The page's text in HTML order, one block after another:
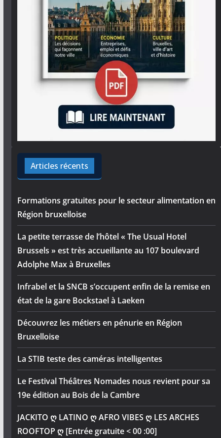
Articles récents
Formations gratuites pour le secteur alimentation en
Région bruxelloise
La petite terrasse de l’hôtel « The Usual Hotel
Brussels » est très accueillante au 107 boulevard
Adolphe Max à Bruxelles
Infrabel et la SNCB s’occupent enfin de la remise en
état de la gare Bockstael à Laeken
Découvrez les métiers en pénurie en Région
Bruxelloise
La STIB teste des caméras intelligentes
Le Festival Théâtres Nomades nous revient pour sa
19e édition au Bois de la Cambre
JACKITO ღ LATINO ღ AFRO VIBES ღ LES ARCHES
ROOFTOP ღ [Entrée gratuite < 00 :00]